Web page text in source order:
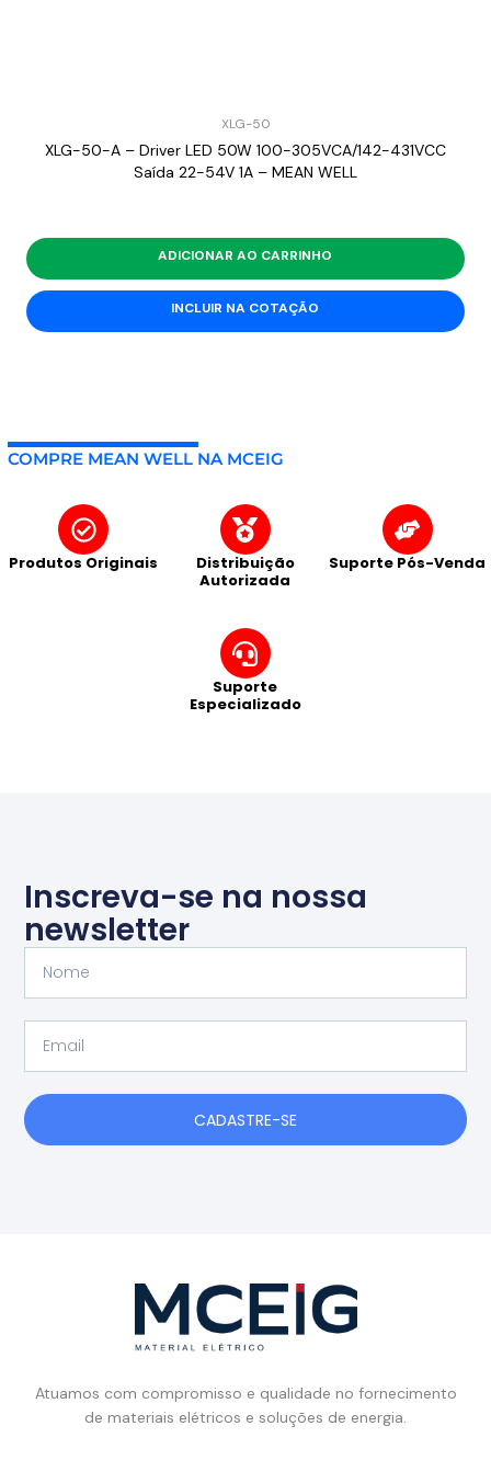
XLG-50
XLG-50-A – Driver LED 50W 100-305VCA/142-431VCC
Saída 22-54V 1A – MEAN WELL
ADICIONAR AO CARRINHO
INCLUIR NA COTAÇÃO
COMPRE MEAN WELL NA MCEIG
Produtos Originais
Distribuição
Autorizada
Suporte Pós-Venda
Suporte
Especializado
Inscreva-se na nossa
newsletter
CADASTRE-SE
Atuamos com compromisso e qualidade no fornecimento
de materiais elétricos e soluções de energia.